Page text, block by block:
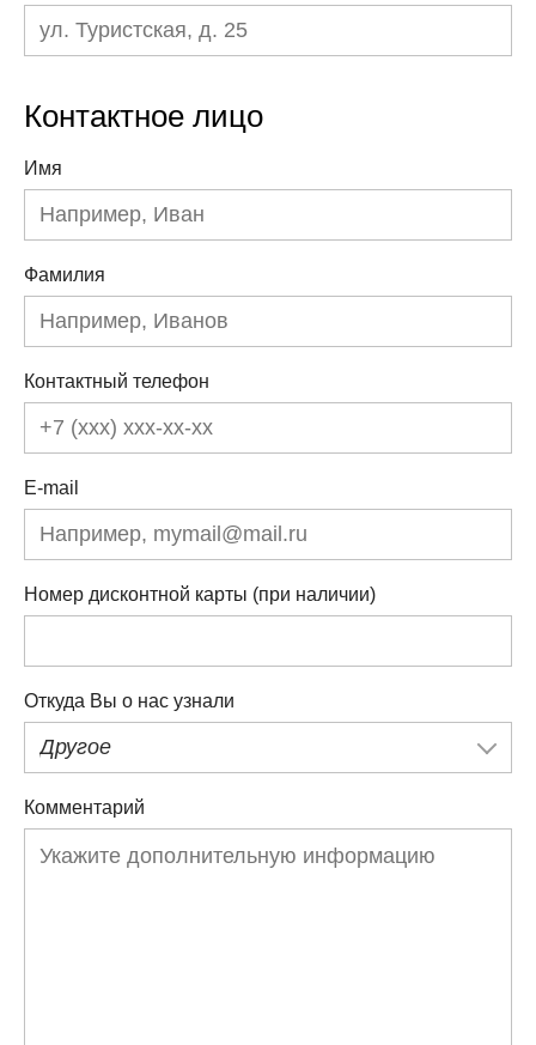
Контактное лицо
Имя
Фамилия
Контактный телефон
E-mail
Номер дисконтной карты (при наличии)
Откуда Вы о нас узнали
Другое
Комментарий